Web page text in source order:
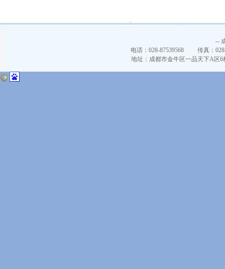
--
电话：028-87539568 传真：
地址：成都市金牛区一品天下A区